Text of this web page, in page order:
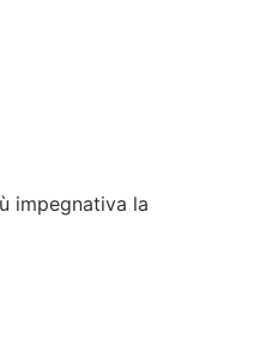
impegnativa la